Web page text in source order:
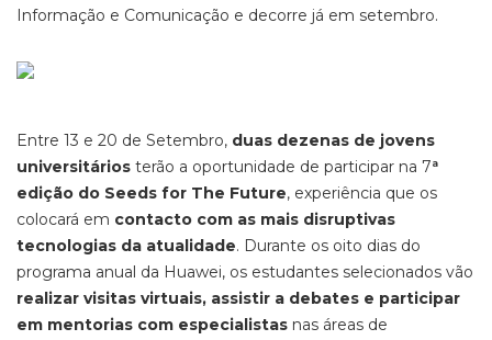
Informação e Comunicação e decorre já em setembro.
Entre 13 e 20 de Setembro, duas dezenas de jovens
universitários terão a oportunidade de participar na 7ª
edição do Seeds for The Future, experiência que os
colocará em contacto com as mais disruptivas
tecnologias da atualidade. Durante os oito dias do
programa anual da Huawei, os estudantes selecionados vão
realizar visitas virtuais, assistir a debates e participar
em mentorias com especialistas nas áreas de